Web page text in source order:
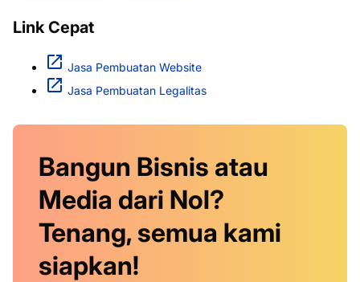
Link Cepat
Jasa Pembuatan Website
Jasa Pembuatan Legalitas
Bangun Bisnis atau
Media dari Nol?
Tenang, semua kami
siapkan!